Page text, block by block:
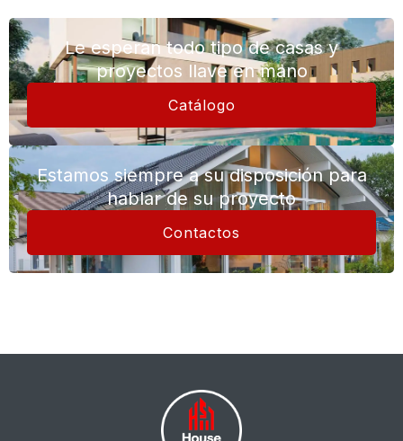
Le esperan todo tipo de casas y
proyectos llave en mano
Catálogo
Estamos siempre a su disposición para
hablar de su proyecto
Contactos